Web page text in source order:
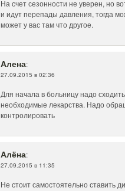
На счет сезонности не уверен, но
и идут перепады давления, тогда
может у вас там что другое.
Алена:
27.09.2015 в 02:36
Для начала в больницу надо
необходимые лекарства. Надо
контролировать
Алёна:
27.09.2015 в 11:35
Не стоит самостоятельно ставить